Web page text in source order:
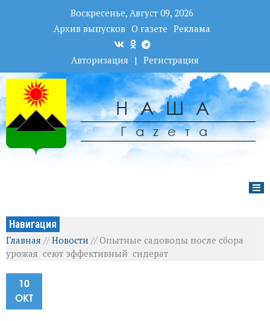
Воскресенье, Август 09, 2026
Архив выпусков О газете Реклама
Авторизация | Регистрация
НАША
Гаzета
Навигация
Главная //Новости //Опытные садоводы после сбора
урожая сеют эффективный сидерат
10
ОКТ